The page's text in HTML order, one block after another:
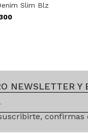
Slim Blz
NEWSLETTER
confirmas